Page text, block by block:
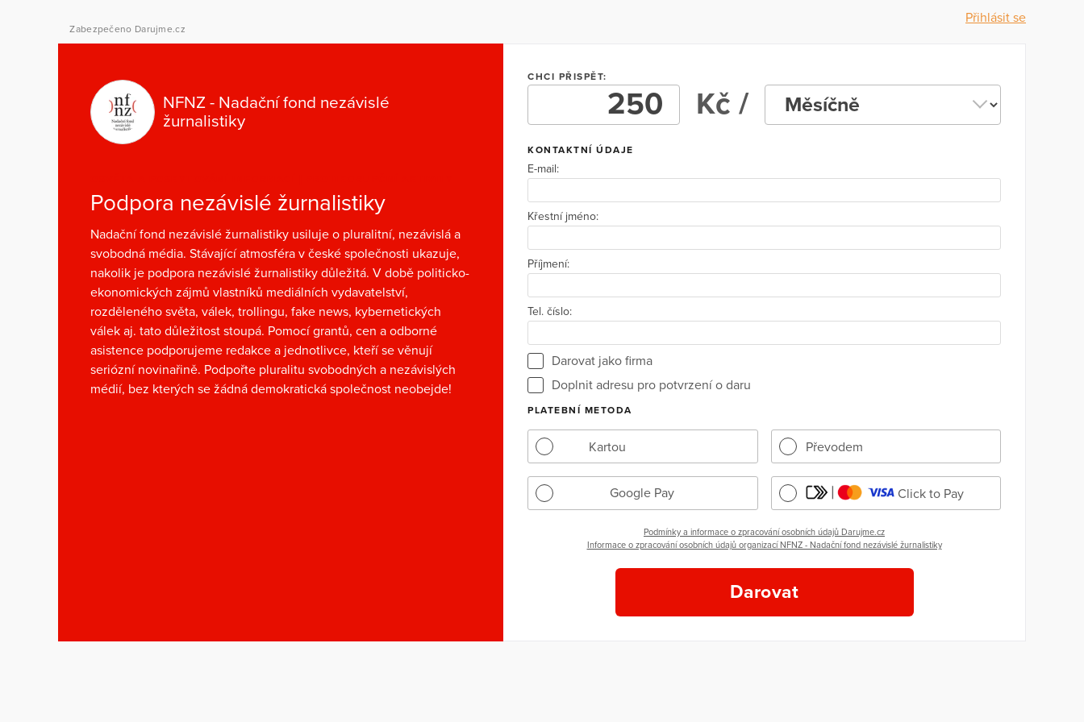
Přihlásit se
Zabezpečeno Darujme.cz
NFNZ - Nadační fond nezávislé
žurnalistiky
Podpora nezávislé žurnalistiky
Nadační fond nezávislé žurnalistiky usiluje o pluralitní, nezávislá a
svobodná média. Stávající atmosféra v české společnosti ukazuje,
nakolik je podpora nezávislé žurnalistiky důležitá. V době politicko-
ekonomických zájmů vlastníků mediálních vydavatelství,
rozděleného světa, válek, trollingu, fake news, kybernetických
válek aj. tato důležitost stoupá. Pomocí grantů, cen a odborné
asistence podporujeme redakce a jednotlivce, kteří se věnují
seriózní novinařině. Podpořte pluralitu svobodných a nezávislých
médií, bez kterých se žádná demokratická společnost neobejde!
CHCI PŘISPĚT:
Kč /
KONTAKTNÍ ÚDAJE
E-mail:
Křestní jméno:
Příjmení:
Tel. číslo:
Darovat jako firma
Doplnit adresu pro potvrzení o daru
PLATEBNÍ METODA
Kartou Převodem
Google Pay Click to Pay
Podmínky a informace o zpracování osobních údajů Darujme.cz
Informace o zpracování osobních údajů organizací NFNZ - Nadační fond nezávislé žurnalistiky
Darovat